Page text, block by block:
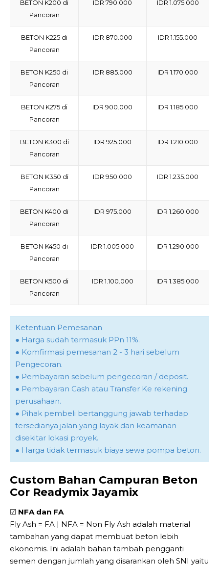
BETON K200 di
Pancoran
IDR 790.000 IDR 1.075.000
BETON K225 di
Pancoran
IDR 870.000 IDR 1.155.000
BETON K250 di
Pancoran
IDR 885.000 IDR 1.170.000
BETON K275 di
Pancoran
IDR 900.000 IDR 1.185.000
BETON K300 di
Pancoran
IDR 925.000 IDR 1.210.000
BETON K350 di
Pancoran
IDR 950.000 IDR 1.235.000
BETON K400 di
Pancoran
IDR 975.000 IDR 1.260.000
BETON K450 di
Pancoran
IDR 1.005.000 IDR 1.290.000
BETON K500 di
Pancoran
IDR 1.100.000 IDR 1.385.000
Ketentuan Pemesanan
● Harga sudah termasuk PPn 11%.
● Komfirmasi pemesanan 2 - 3 hari sebelum
Pengecoran.
● Pembayaran sebelum pengecoran / deposit.
● Pembayaran Cash atau Transfer Ke rekening
perusahaan.
● Pihak pembeli bertanggung jawab terhadap
tersedianya jalan yang layak dan keamanan
disekitar lokasi proyek.
● Harga tidak termasuk biaya sewa pompa beton.
Custom Bahan Campuran Beton
Cor Readymix Jayamix
☑ NFA dan FA
Fly Ash = FA | NFA = Non Fly Ash adalah material
tambahan yang dapat membuat beton lebih
ekonomis. Ini adalah bahan tambah pengganti
semen dengan jumlah yang disarankan oleh SNI yaitu